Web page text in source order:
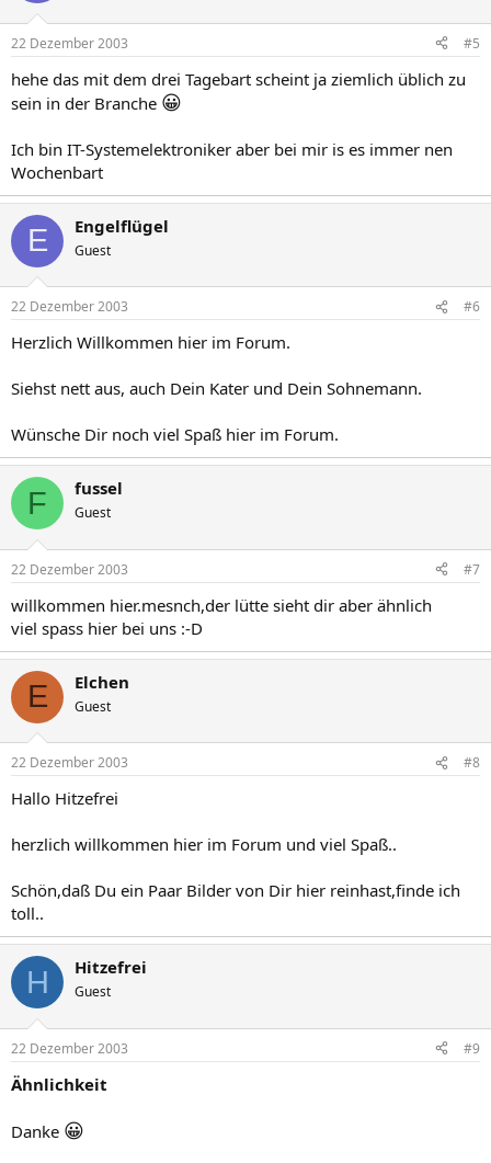
22 Dezember 2003 #5
hehe das mit dem drei Tagebart scheint ja ziemlich üblich zu
sein in der Branche 😀
Ich bin IT-Systemelektroniker aber bei mir is es immer nen
Wochenbart
E Engelflügel
Guest
22 Dezember 2003 #6
Herzlich Willkommen hier im Forum.
Siehst nett aus, auch Dein Kater und Dein Sohnemann.
Wünsche Dir noch viel Spaß hier im Forum.
F fussel
Guest
22 Dezember 2003 #7
willkommen hier.mesnch,der lütte sieht dir aber ähnlich
viel spass hier bei uns :-D
E Elchen
Guest
22 Dezember 2003 #8
Hallo Hitzefrei
herzlich willkommen hier im Forum und viel Spaß..
Schön,daß Du ein Paar Bilder von Dir hier reinhast,finde ich
toll..
H Hitzefrei
Guest
22 Dezember 2003 #9
Ähnlichkeit
Danke 😀